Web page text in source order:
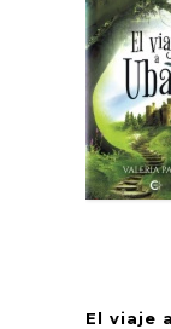
El viaje a